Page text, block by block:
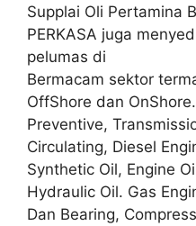
Supplai Oli Pertamina
PERKASA juga
pelumas di
Bermacam sektor
OffShore dan
Preventive,
Circulating, Diesel
Synthetic Oil, Engine
Hydraulic Oil. Gas
Dan Bearing,